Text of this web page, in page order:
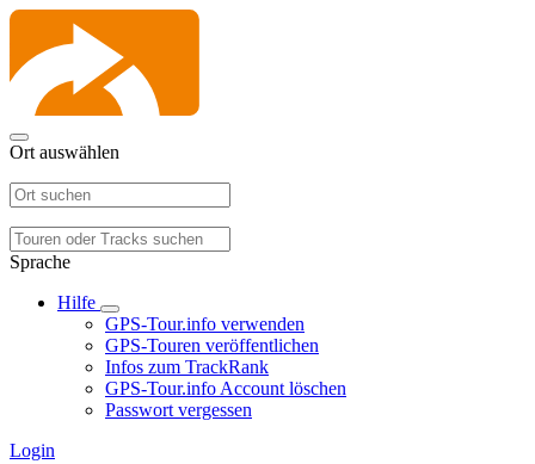
Ort auswählen
Sprache
Hilfe
GPS-Tour.info verwenden
GPS-Touren veröffentlichen
Infos zum TrackRank
GPS-Tour.info Account löschen
Passwort vergessen
Login